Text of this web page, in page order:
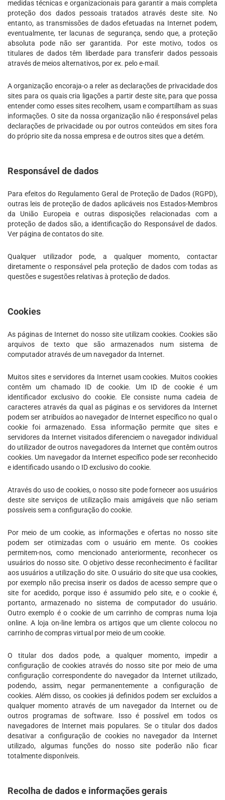
medidas técnicas e organizacionais para garantir a mais completa
proteção dos dados pessoais tratados através deste site. No
entanto, as transmissões de dados efetuadas na Internet podem,
eventualmente, ter lacunas de segurança, sendo que, a proteção
absoluta pode não ser garantida. Por este motivo, todos os
titulares de dados têm liberdade para transferir dados pessoais
através de meios alternativos, por ex. pelo e-mail.
A organização encoraja-o a reler as declarações de privacidade dos
sites para os quais cria ligações a partir deste site, para que possa
entender como esses sites recolhem, usam e compartilham as suas
informações. O site da nossa organização não é responsável pelas
declarações de privacidade ou por outros conteúdos em sites fora
do próprio site da nossa empresa e de outros sites que a detém.
Responsável de dados
Para efeitos do Regulamento Geral de Proteção de Dados (RGPD),
outras leis de proteção de dados aplicáveis nos Estados-Membros
da União Europeia e outras disposições relacionadas com a
proteção de dados são, a identificação do Responsável de dados.
Ver página de contatos do site.
Qualquer utilizador pode, a qualquer momento, contactar
diretamente o responsável pela proteção de dados com todas as
questões e sugestões relativas à proteção de dados.
Cookies
As páginas de Internet do nosso site utilizam cookies. Cookies são
arquivos de texto que são armazenados num sistema de
computador através de um navegador da Internet.
Muitos sites e servidores da Internet usam cookies. Muitos cookies
contêm um chamado ID de cookie. Um ID de cookie é um
identificador exclusivo do cookie. Ele consiste numa cadeia de
caracteres através da qual as páginas e os servidores da Internet
podem ser atribuídos ao navegador de Internet específico no qual o
cookie foi armazenado. Essa informação permite que sites e
servidores da Internet visitados diferenciem o navegador individual
do utilizador de outros navegadores da Internet que contêm outros
cookies. Um navegador da Internet específico pode ser reconhecido
e identificado usando o ID exclusivo do cookie.
Através do uso de cookies, o nosso site pode fornecer aos usuários
deste site serviços de utilização mais amigáveis que não seriam
possíveis sem a configuração do cookie.
Por meio de um cookie, as informações e ofertas no nosso site
podem ser otimizadas com o usuário em mente. Os cookies
permitem-nos, como mencionado anteriormente, reconhecer os
usuários do nosso site. O objetivo desse reconhecimento é facilitar
aos usuários a utilização do site. O usuário do site que usa cookies,
por exemplo não precisa inserir os dados de acesso sempre que o
site for acedido, porque isso é assumido pelo site, e o cookie é,
portanto, armazenado no sistema de computador do usuário.
Outro exemplo é o cookie de um carrinho de compras numa loja
online. A loja on-line lembra os artigos que um cliente colocou no
carrinho de compras virtual por meio de um cookie.
O titular dos dados pode, a qualquer momento, impedir a
configuração de cookies através do nosso site por meio de uma
configuração correspondente do navegador da Internet utilizado,
podendo, assim, negar permanentemente a configuração de
cookies. Além disso, os cookies já definidos podem ser excluídos a
qualquer momento através de um navegador da Internet ou de
outros programas de software. Isso é possível em todos os
navegadores de Internet mais populares. Se o titular dos dados
desativar a configuração de cookies no navegador da Internet
utilizado, algumas funções do nosso site poderão não ficar
totalmente disponíveis.
Recolha de dados e informações gerais